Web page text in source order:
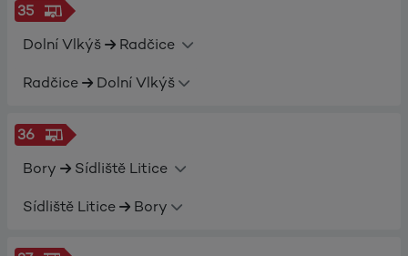
35
Dolní Vlkýš
Radčice
Radčice
Dolní Vlkýš
36
Bory
Sídliště Litice
Sídliště Litice
Bory